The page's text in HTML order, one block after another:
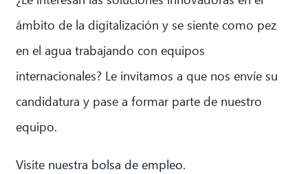
ámbito de la digitalización y se siente como pez
en el agua trabajando con equipos
internacionales? Le invitamos a que nos envíe su
candidatura y pase a formar parte de nuestro
equipo.
Visite nuestra bolsa de empleo.